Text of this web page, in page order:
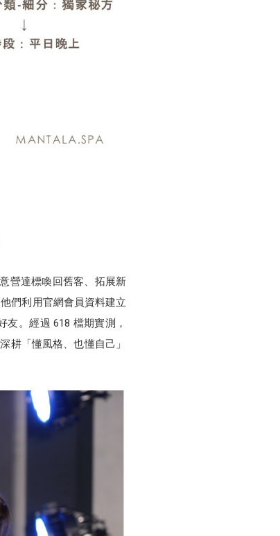
營達標喚回舊客、拓展新
們利用官網會員資料建立
。經過 618 檔期實測，
耕「懂風格、也懂自己」